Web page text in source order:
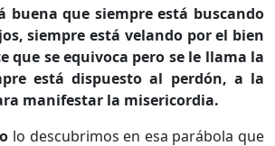
buena que siempre está buscando
siempre está velando por el bien
que se equivoca pero se le llama la
está dispuesto al perdón, a la
manifestar la misericordia.
lo descubrimos en esa parábola que